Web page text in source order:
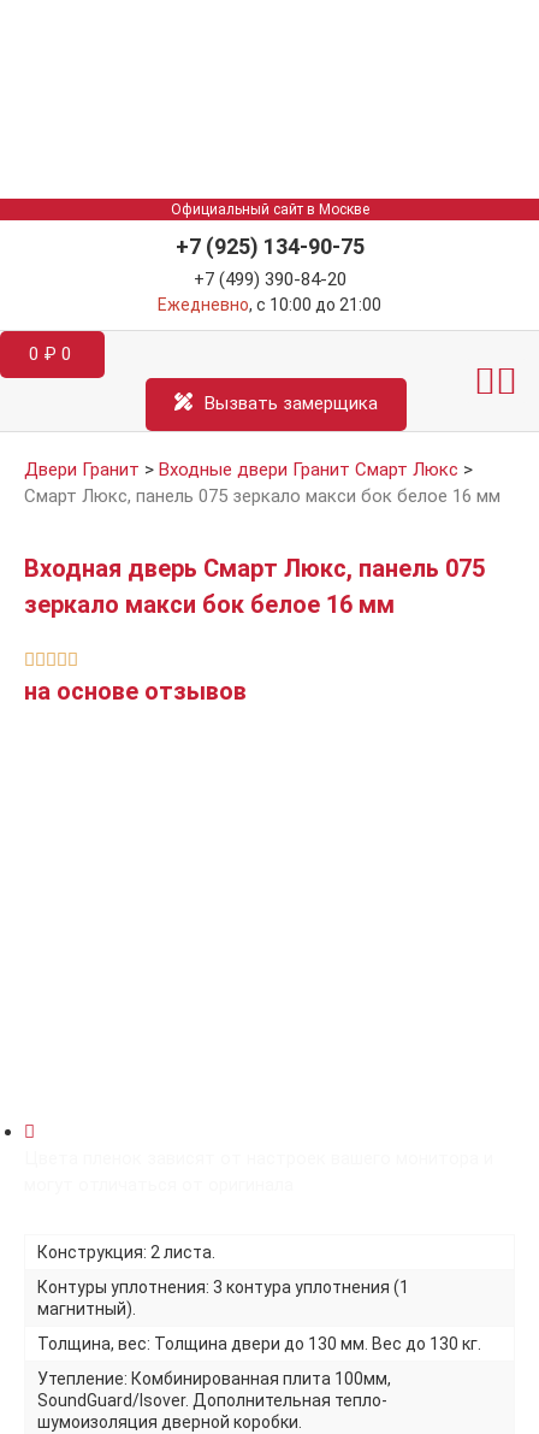
Официальный сайт в Москве
+7 (925) 134-90-75
+7 (499) 390-84-20
Ежедневно, с 10:00 до 21:00
0 ₽ 0
Вызвать замерщика
Двери Гранит > Входные двери Гранит Смарт Люкс >
Смарт Люкс, панель 075 зеркало макси бок белое 16 мм
Входная дверь Смарт Люкс, панель 075
зеркало макси бок белое 16 мм
    
на основе отзывов
Конструкция: 2 листа.
Контуры уплотнения: 3 контура уплотнения (1
магнитный).
Толщина, вес: Толщина двери до 130 мм. Вес до 130 кг.
Утепление: Комбинированная плита 100мм,
SoundGuard/Isover. Дополнительная тепло-
шумоизоляция дверной коробки.